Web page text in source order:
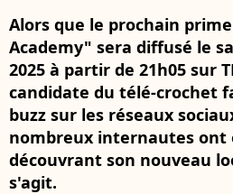
Alors que le prochain
Academy" sera diffusé le
2025 à partir de 21h05 sur
candidate du télé-crochet
buzz sur les réseaux
nombreux internautes ont
découvrant son nouveau
s'agit.